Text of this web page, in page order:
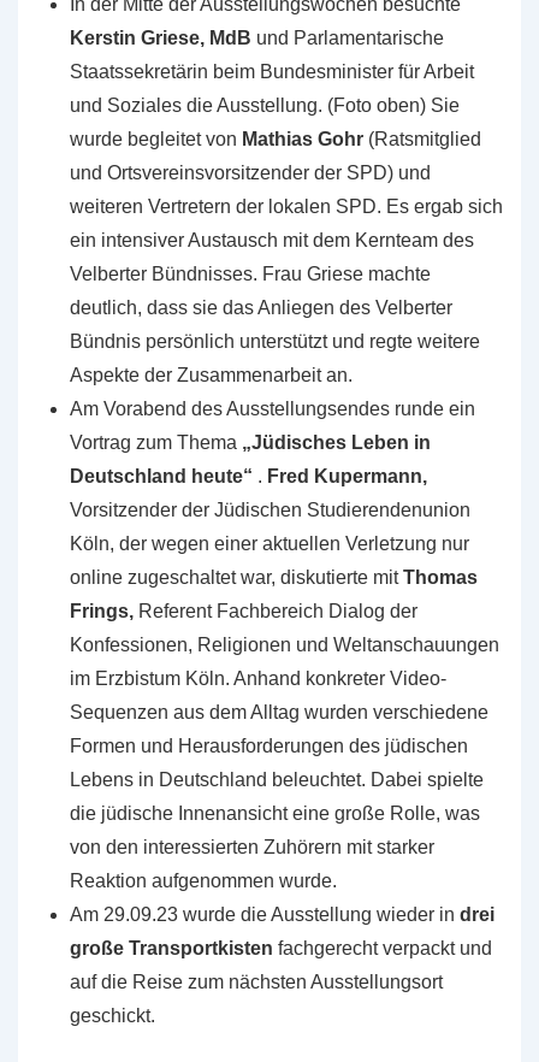
In der Mitte der Ausstellungswochen besuchte
Kerstin Griese, MdB und Parlamentarische
Staatssekretärin beim Bundesminister für Arbeit
und Soziales die Ausstellung. (Foto oben) Sie
wurde begleitet von Mathias Gohr (Ratsmitglied
und Ortsvereinsvorsitzender der SPD) und
weiteren Vertretern der lokalen SPD. Es ergab sich
ein intensiver Austausch mit dem Kernteam des
Velberter Bündnisses. Frau Griese machte
deutlich, dass sie das Anliegen des Velberter
Bündnis persönlich unterstützt und regte weitere
Aspekte der Zusammenarbeit an.
Am Vorabend des Ausstellungsendes runde ein
Vortrag zum Thema „Jüdisches Leben in
Deutschland heute“ . Fred Kupermann,
Vorsitzender der Jüdischen Studierendenunion
Köln, der wegen einer aktuellen Verletzung nur
online zugeschaltet war, diskutierte mitThomas
Frings, Referent Fachbereich Dialog der
Konfessionen, Religionen und Weltanschauungen
im Erzbistum Köln. Anhand konkreter Video-
Sequenzen aus dem Alltag wurden verschiedene
Formen und Herausforderungen des jüdischen
Lebens in Deutschland beleuchtet. Dabei spielte
die jüdische Innenansicht eine große Rolle, was
von den interessierten Zuhörern mit starker
Reaktion aufgenommen wurde.
Am 29.09.23 wurde die Ausstellung wieder in drei
große Transportkisten fachgerecht verpackt und
auf die Reise zum nächsten Ausstellungsort
geschickt.